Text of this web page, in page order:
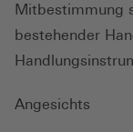
Mitbestimmung
bestehender
Angesichts